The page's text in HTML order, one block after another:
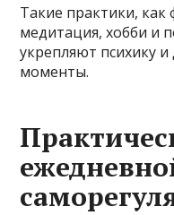
Такие практики, как
медитация, хобби и
укрепляют психику
моменты.